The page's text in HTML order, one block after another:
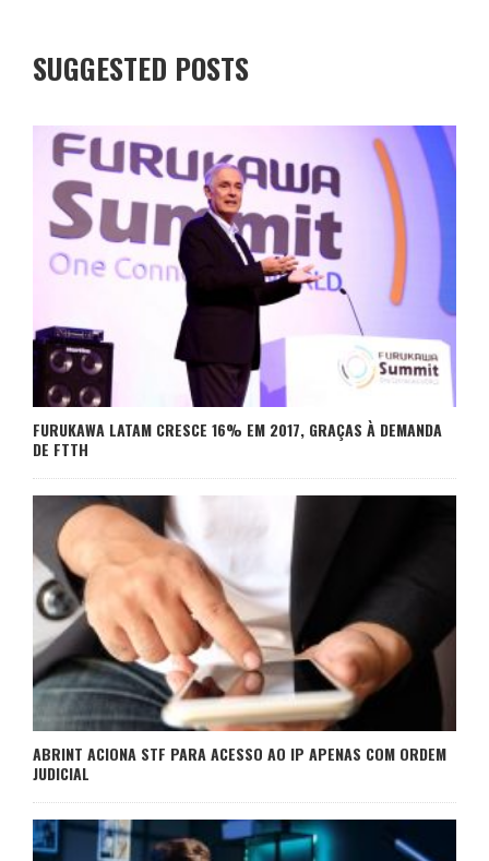
SUGGESTED POSTS
FURUKAWA LATAM CRESCE 16% EM 2017, GRAÇAS À DEMANDA
DE FTTH
ABRINT ACIONA STF PARA ACESSO AO IP APENAS COM ORDEM
JUDICIAL